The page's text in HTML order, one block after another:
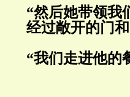
“然后她带领我
经过敞开的门
“我们走进他的